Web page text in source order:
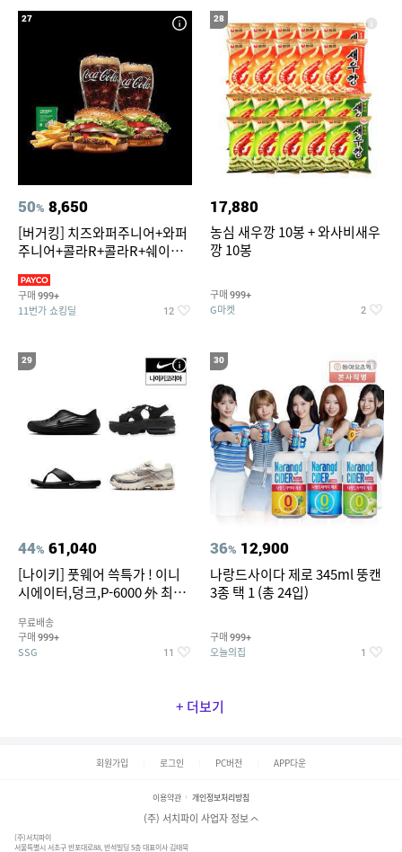
27
50% 8,650
[버거킹] 치즈와퍼주니어+와퍼
주니어+콜라R+콜라R+쉐이킹
구매 999+
11번가 쇼킹딜 12
28
17,880
농심 새우깡 10봉 + 와사비새우
깡 10봉
구매 999+
G마켓 2
29
44% 61,040
[나이키] 풋웨어 쓱특가 ! 이니
시에이터,덩크,P-6000 外 최대
무료배송
구매 999+
SSG 11
30
36% 12,900
나랑드사이다 제로 345ml 뚱캔
3종 택 1 (총 24입)
구매 999+
오늘의집 1
+ 더보기
회원가입 로그인 PC버전 APP다운
이용약관 개인정보처리방침
(주) 서치파이 사업자 정보
(주)서치파이
서울특별시 서초구 반포대로88, 반석빌딩 5층 대표이사 김태묵